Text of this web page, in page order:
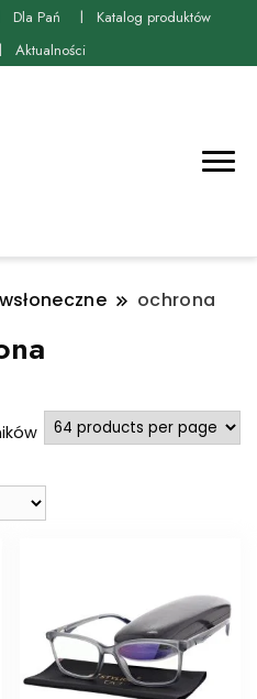
Dla Pań
Katalog produktów
Aktualności
ochrona
Posortowane
najnowszych